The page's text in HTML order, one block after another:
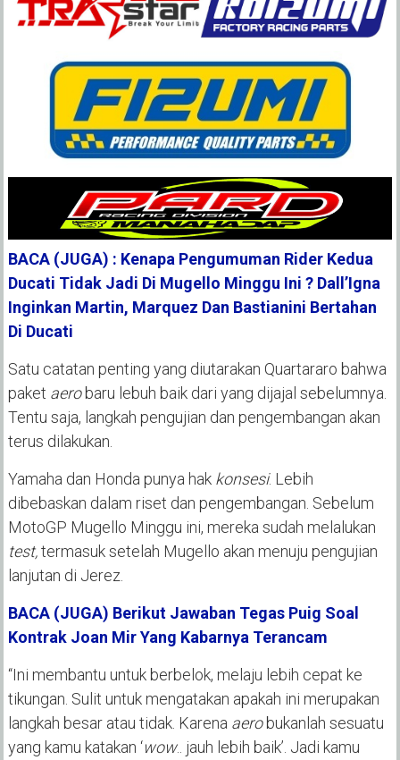
BACA (JUGA) : Kenapa Pengumuman Rider Kedua
Ducati Tidak Jadi Di Mugello Minggu Ini ? Dall’Igna
Inginkan Martin, Marquez Dan Bastianini Bertahan
Di Ducati
Satu catatan penting yang diutarakan Quartararo bahwa
paket aerobaru lebuh baik dari yang dijajal sebelumnya.
Tentu saja, langkah pengujian dan pengembangan akan
terus dilakukan.
Yamaha dan Honda punya hakkonsesi. Lebih
dibebaskan dalam riset dan pengembangan. Sebelum
MotoGP Mugello Minggu ini, mereka sudah melalukan
test,termasuk setelah Mugello akan menuju pengujian
lanjutan di Jerez.
BACA (JUGA) Berikut Jawaban Tegas Puig Soal
Kontrak Joan Mir Yang Kabarnya Terancam
“Ini membantu untuk berbelok, melaju lebih cepat ke
tikungan. Sulit untuk mengatakan apakah ini merupakan
langkah besar atau tidak. Karena aerobukanlah sesuatu
yang kamu katakan ‘wow.. jauh lebih baik’. Jadi kamu